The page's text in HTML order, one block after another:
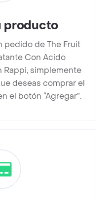
producto
pedido de The Fruit
Con Acido
Rappi, simplemente
deseas comprar el
el botón “Agregar”.